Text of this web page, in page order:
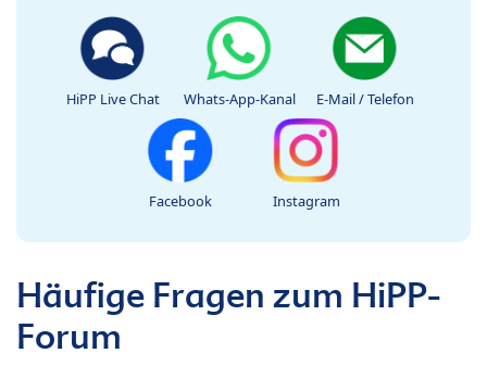
HiPP Live Chat Whats-App-Kanal E-Mail / Telefon
Facebook Instagram
Häufige Fragen zum HiPP-
Forum